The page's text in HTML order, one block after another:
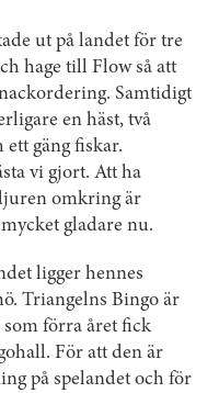
ut på landet för tre
hage till Flow så att
Samtidigt
en häst, två
gäng fiskar.
vi gjort. Att ha
omkring är
gladare nu.
ligger hennes
Triangelns Bingo är
förra året fick
För att den är
på spelandet och för